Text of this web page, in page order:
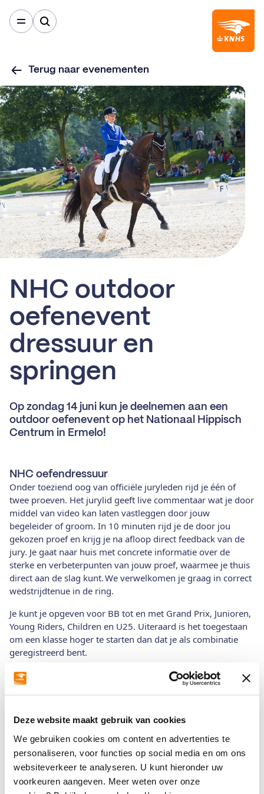
Deze website maakt gebruik van cookies
We gebruiken cookies om content en advertenties te
personaliseren, voor functies op social media en om ons
websiteverkeer te analyseren. U kunt hieronder uw
voorkeuren aangeven. Meer weten over onze
Terug naar evenementen
NHC outdoor
oefenevent
dressuur en
springen
Op zondag 14 juni kun je deelnemen aan een
outdoor oefenevent op het Nationaal Hippisch
Centrum in Ermelo!
NHC oefendressuur
Onder toeziend oog van officiële juryleden rijd je één of
twee proeven. Het jurylid geeft live commentaar wat je door
middel van video kan laten vastleggen door jouw
begeleider of groom. In 10 minuten rijd je de door jou
gekozen proef en krijg je na afloop direct feedback van de
jury. Je gaat naar huis met concrete informatie over de
sterke en verbeterpunten van jouw proef, waarmee je thuis
direct aan de slag kunt. We verwelkomen je graag in correct
wedstrijdtenue in de ring.
Je kunt je opgeven voor BB tot en met Grand Prix, Junioren,
Young Riders, Children en U25. Uiteraard is het toegestaan
om een klasse hoger te starten dan dat je als combinatie
geregistreerd bent.
mogelijk via het
online aanmeldformulier.
Zelfstandig of onder begeleiding van een gediplomeerd
instructeur kun je één of meerdere parcoursen springen.
Het oefenspringen is voor iedereen, je kunt je opgeven van
0.30 tot en met 1.50. Je mag een hoogte lager of hoger
starten dan de officiële hoogte waarin je als combinatie
startgerechtigd bent.